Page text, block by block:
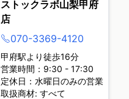
ストックラボ山梨甲府
店
070-3369-4120
甲府駅より徒歩16分
営業時間：9:30 - 17:30
定休日：水曜日のみの営業
取扱商材: すべて